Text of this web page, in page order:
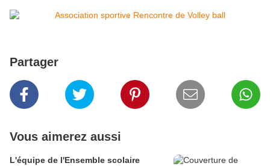
Partager
Vous aimerez aussi
L'équipe de l'Ensemble scolaire